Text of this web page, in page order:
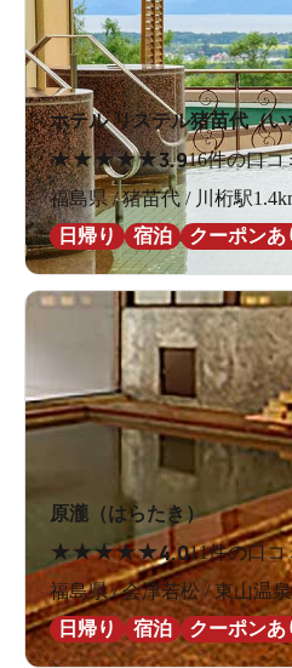
びっくりするくらいぬるい！
ぬるさの秘密は、この間欠泉
すのではなく、炭酸ガスの力
プだからとのこと。
なるほど、よく振ったぬるい
ような間欠泉ということか。
ろん炭酸といっても、このお
で、ベタついたりはしない。
ということで、私もジャボン
ホテル リステル猪苗代（い
★★★★★3.916件の口コ
福島県 / 猪苗代 / 川桁駅
日帰り
宿泊 クーポンあ
原瀧（はらたき）
★★★★★4.011件の口コ
福島県 / 会津若松 / 東山温
日帰り
宿泊 クーポンあ